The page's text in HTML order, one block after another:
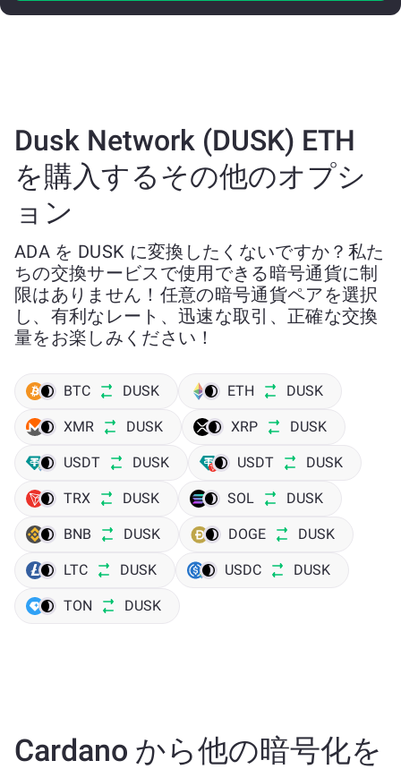
Dusk Network (DUSK) ETH
を購入するその他のオプシ
ョン
ADA を DUSK に変換したくないですか？私た
ちの交換サービスで使用できる暗号通貨に制
限はありません！任意の暗号通貨ペアを選択
し、有利なレート、迅速な取引、正確な交換
量をお楽しみください！
BTC DUSK ETH DUSK
XMR DUSK XRP DUSK
USDT DUSK USDT DUSK
TRX DUSK SOL DUSK
BNB DUSK DOGE DUSK
LTC DUSK USDC DUSK
TON DUSK
Cardano から他の暗号化を